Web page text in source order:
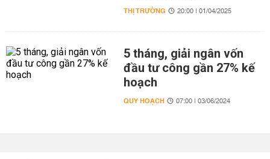
THỊ TRƯỜNG 20:00 | 01/04/2025
5 tháng, giải ngân vốn
đầu tư công gần 27% kế
hoạch
QUY HOẠCH 07:00 | 03/06/2024